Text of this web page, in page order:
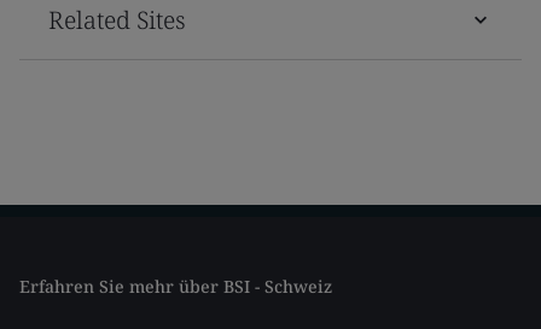
Related Sites
Erfahren Sie mehr über BSI - Schweiz